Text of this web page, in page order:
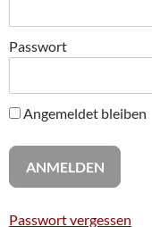
Passwort
Angemeldet bleiben
Passwort vergessen